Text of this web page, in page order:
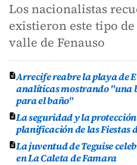
Los nacionalistas
existieron este tipo
valle de Fenauso
Arrecife reabre la playa de
analíticas mostrando "una
para el baño"
La seguridad y la
planificación de las Fiestas
La juventud de Teguise
en La Caleta de Famara